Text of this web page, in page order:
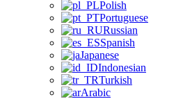
Polish
Portuguese
Russian
Spanish
Japanese
Indonesian
Turkish
Arabic